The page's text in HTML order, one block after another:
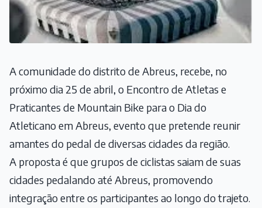
A comunidade do distrito de Abreus, recebe, no
próximo dia 25 de abril, o Encontro de Atletas e
Praticantes de Mountain Bike para o Dia do
Atleticano em Abreus, evento que pretende reunir
amantes do pedal de diversas cidades da região.
A proposta é que grupos de ciclistas saiam de suas
cidades pedalando até Abreus, promovendo
integração entre os participantes ao longo do trajeto.